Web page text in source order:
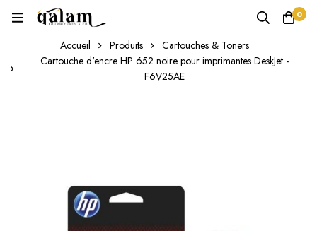
0
Accueil Produits
Cartouches & Toners
Cartouche d'encre HP 652 noire pour imprimantes DeskJet -
F6V25AE